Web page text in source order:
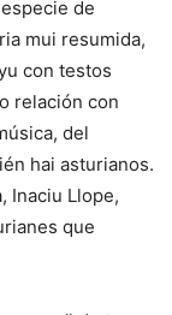
de
mui resumida,
con testos
relación con
del
hai asturianos.
Inaciu Llope,
que